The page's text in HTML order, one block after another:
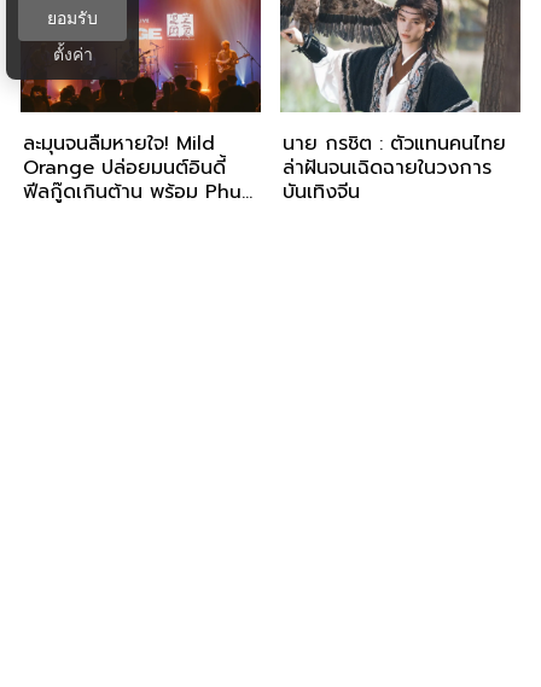
ละมุนจนลืมหายใจ! Mild
Orange ปล่อยมนต์อินดี้
ฟีลกู๊ดเกินต้าน พร้อม Phum
นาย กรชิต : ตัวแทนคนไทย
ล่าฝันจนเฉิดฉายในวงการ
บันเทิงจีน
ยอมรับ
ตั้งค่า